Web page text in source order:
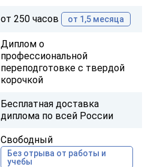
от 250 часов от 1,5 месяца
Диплом о
профессиональной
переподготовке с твердой
корочкой
Бесплатная доставка
диплома по всей России
Свободный
Без отрыва от работы и
учебы